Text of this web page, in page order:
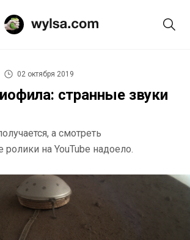
02 октября 2019
странные звуки
а смотреть
на YouTube надоело.